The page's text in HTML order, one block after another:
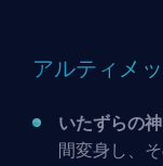
アルティメ
いたずらの神
間変身し、